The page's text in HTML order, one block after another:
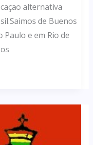
alternativa
de Buenos
Paulo e em Rio de